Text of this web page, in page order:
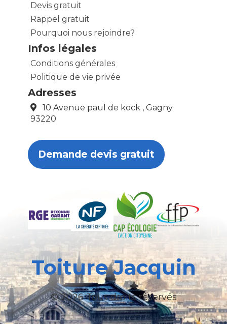
Devis gratuit
Rappel gratuit
Pourquoi nous rejoindre?
Infos légales
Conditions générales
Politique de vie privée
Adresses
10 Avenue paul de kock , Gagny
93220
Demande devis gratuit
Toiture Jacquin
© 2026 Tous droits réservés